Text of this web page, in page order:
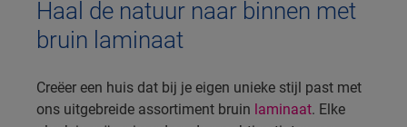
Haal de natuur naar binnen met
bruin laminaat
Creëer een huis dat bij je eigen unieke stijl past met
ons uitgebreide assortiment bruin laminaat. Elke